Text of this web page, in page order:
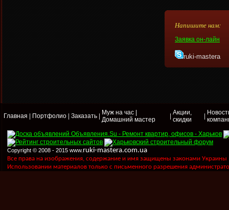
Напишите нам:
Заявка он-лайн
ruki-mastera
Главная Портфолио Заказать
Муж на час |
Домашний мастер
Акции,
скидки
Copyright © 2008 - 2015 www. ruki-mastera.com.ua
Все права на изображения, содержание и имя защищены законами
Использовании материалов только с письменного разрешения